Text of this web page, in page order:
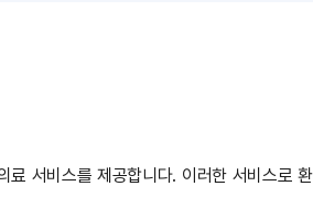
서비스를 제공합니다. 이러한 서비스로